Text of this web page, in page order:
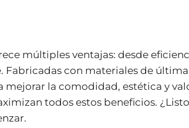
múltiples ventajas: desde
Fabricadas con materiales de
mejorar la comodidad, estética y
todos estos beneficios.